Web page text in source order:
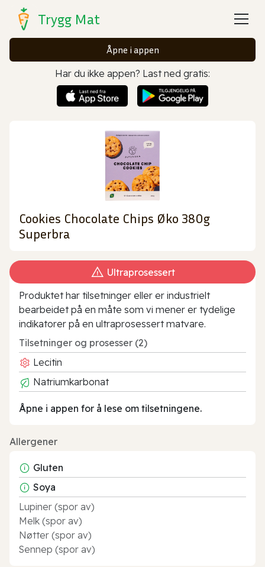
Trygg Mat
Åpne i appen
Har du ikke appen? Last ned gratis:
Cookies Chocolate Chips Øko 380g
Superbra
Ultraprosessert
Produktet har tilsetninger eller er industrielt
bearbeidet på en måte som vi mener er tydelige
indikatorer på en ultraprosessert matvare.
Tilsetninger og prosesser (2)
Lecitin
Natriumkarbonat
Åpne i appen for å lese om tilsetningene.
Allergener
Gluten
Soya
Lupiner (spor av)
Melk (spor av)
Nøtter (spor av)
Sennep (spor av)